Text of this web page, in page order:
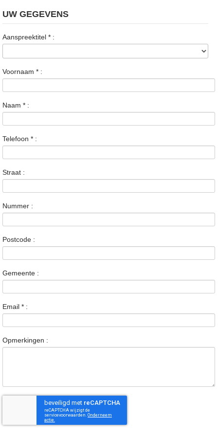
UW GEGEVENS
Aanspreektitel * :
Voornaam * :
Naam * :
Telefoon * :
Straat :
Nummer :
Postcode :
Gemeente :
Email * :
Opmerkingen :